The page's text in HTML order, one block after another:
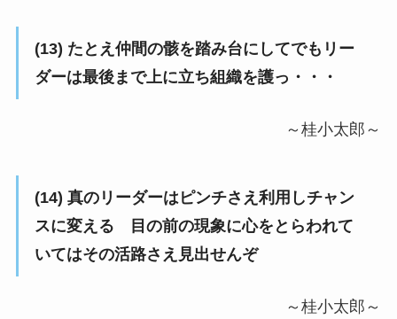
(13) たとえ仲間の骸を踏み台にしてでもリー
ダーは最後まで上に立ち組織を護っ・・・
～桂小太郎～
(14) 真のリーダーはピンチさえ利用しチャン
スに変える 目の前の現象に心をとらわれて
いてはその活路さえ見出せんぞ
～桂小太郎～